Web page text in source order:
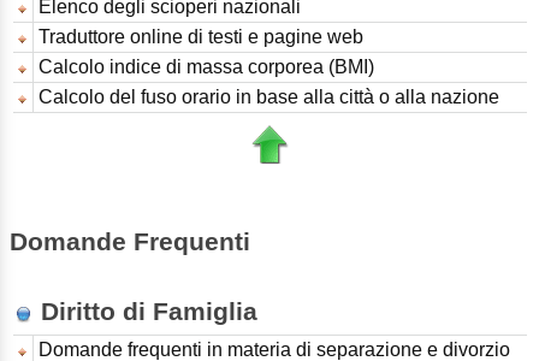
Elenco degli scioperi nazionali
Traduttore online di testi e pagine web
Calcolo indice di massa corporea (BMI)
Calcolo del fuso orario in base alla città o alla nazione
Domande Frequenti
Diritto di Famiglia
Domande frequenti in materia di separazione e divorzio